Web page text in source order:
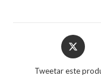
Tweetar este